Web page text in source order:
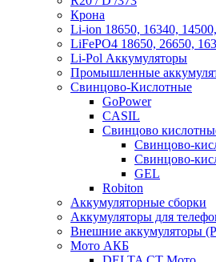
Крона
Li-ion 18650, 16340,
LiFePO4 18650, 26650,
Li-Pol Аккумуляторы
Промышленные
Свинцово-Кислотные
GoPower
CASIL
Свинцово
Cвинцово-
Cвинцово-
GEL
Robiton
Аккумуляторные сборки
Аккумуляторы для
Внешние аккумуляторы
Мото АКБ